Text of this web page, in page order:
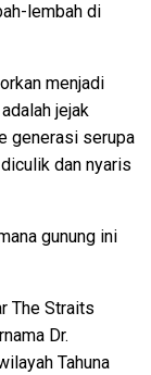
lembah di
menjadi
jejak
generasi serupa
dan nyaris
gunung ini
The Straits
Dr.
Tahuna